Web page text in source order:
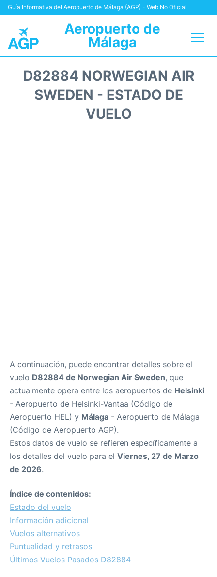
Guía Informativa del Aeropuerto de Málaga (AGP) - Web No Oficial
Aeropuerto de
Málaga
D82884 NORWEGIAN AIR
SWEDEN - ESTADO DE
VUELO
A continuación, puede encontrar detalles sobre el
vuelo D82884 de Norwegian Air Sweden, que
actualmente opera entre los aeropuertos de Helsinki
- Aeropuerto de Helsinki-Vantaa (Código de
Aeropuerto HEL) y Málaga - Aeropuerto de Málaga
(Código de Aeropuerto AGP).
Estos datos de vuelo se refieren específicamente a
los detalles del vuelo para el Viernes, 27 de Marzo
de 2026.
Índice de contenidos:
Estado del vuelo
Información adicional
Vuelos alternativos
Puntualidad y retrasos
Últimos Vuelos Pasados D82884